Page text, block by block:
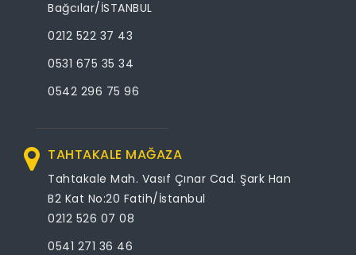
Bağcılar/İSTANBUL
0212 522 37 43
0531 675 35 34
0542 296 75 96
TAHTAKALE MAĞAZA
Tahtakale Mah. Vasıf Çınar Cad. Şark Han
B2 Kat No:20 Fatih/İstanbul
0212 526 07 08
0541 271 36 46